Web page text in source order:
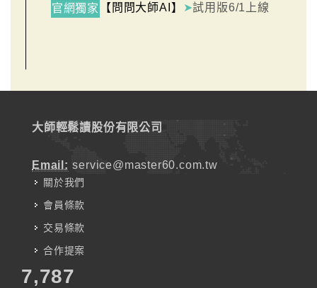
官網獨家 【問問大師AI】 ➤試用版6/1上線
大師輕鬆讀股份有限公司
Email: service@master60.com.tw
關於我們
會員條款
交易條款
合作提案
7,787